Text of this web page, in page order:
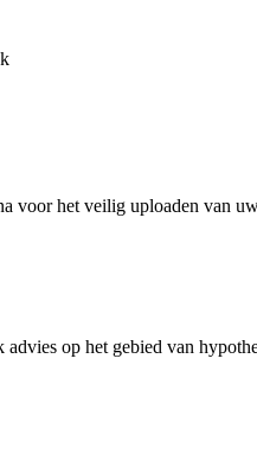
voor het veilig uploaden van
op het gebied van